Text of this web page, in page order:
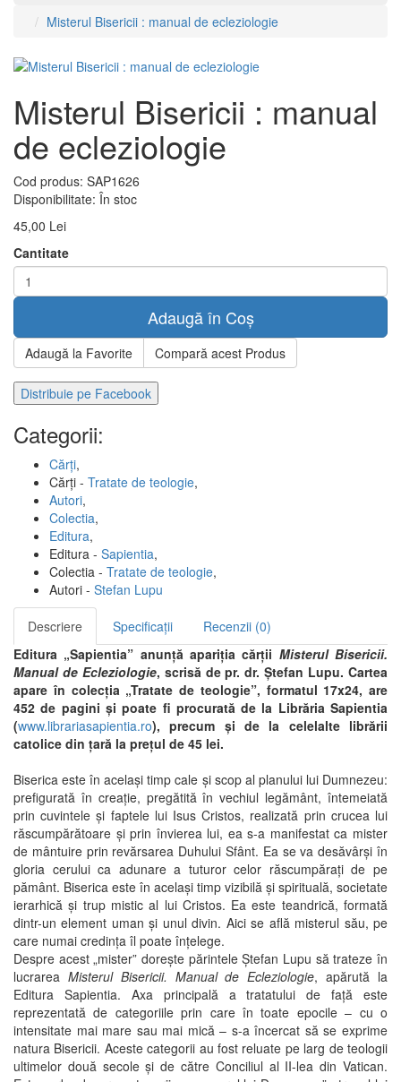
Misterul Bisericii : manual de ecleziologie
Misterul Bisericii : manual
de ecleziologie
Cod produs: SAP1626
Disponibilitate: În stoc
45,00 Lei
Cantitate
Adaugă în Coș
Adaugă la Favorite Compară acest Produs
Distribuie pe Facebook
Categorii:
Cărți,
Cărți - Tratate de teologie,
Autori,
Colectia,
Editura,
Editura - Sapientia,
Colectia - Tratate de teologie,
Autori - Stefan Lupu
Descriere Specificații
Recenzii (0)
Editura „Sapientia” anunţă apariţia cărţii Misterul Bisericii.
Manual de Ecleziologie, scrisă de pr. dr. Ștefan Lupu. Cartea
apare în colecţia „Tratate de teologie”, formatul 17x24, are
452 de pagini şi poate fi procurată de la Librăria Sapientia
(www.librariasapientia.ro), precum şi de la celelalte librării
catolice din ţară la preţul de 45 lei.
Biserica este în acelaşi timp cale şi scop al planului lui Dumnezeu:
prefigurată în creaţie, pregătită în vechiul legământ, întemeiată
prin cuvintele şi faptele lui Isus Cristos, realizată prin crucea lui
răscumpărătoare şi prin învierea lui, ea s-a manifestat ca mister
de mântuire prin revărsarea Duhului Sfânt. Ea se va desăvârşi în
gloria cerului ca adunare a tuturor celor răscumpăraţi de pe
pământ. Biserica este în acelaşi timp vizibilă şi spirituală, societate
ierarhică şi trup mistic al lui Cristos. Ea este teandrică, formată
dintr-un element uman şi unul divin. Aici se află misterul său, pe
care numai credinţa îl poate înțelege.
Despre acest „mister” dorește părintele Ștefan Lupu să trateze în
lucrarea Misterul Bisericii. Manual de Ecleziologie, apărută la
Editura Sapientia. Axa principală a tratatului de față este
reprezentată de categoriile prin care în toate epocile – cu o
intensitate mai mare sau mai mică – s-a încercat să se exprime
natura Bisericii. Aceste categorii au fost reluate pe larg de teologii
ultimelor două secole și de către Conciliul al II-lea din Vatican.